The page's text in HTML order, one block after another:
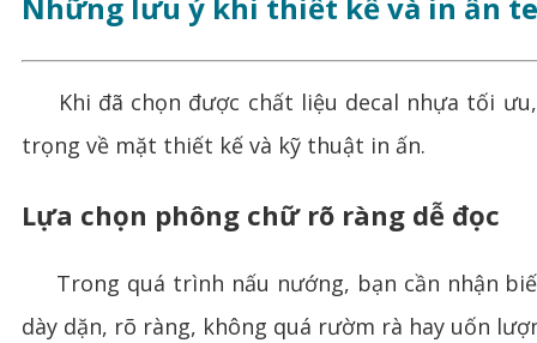
Những lưu ý khi thiết kế và in ấn
Khi đã chọn được chất liệu decal nhựa tối
trọng về mặt thiết kế và kỹ thuật in ấn.
Lựa chọn phông chữ rõ ràng dễ đọc
Trong quá trình nấu nướng, bạn cần nhận
dày dặn, rõ ràng, không quá rườm rà hay uốn